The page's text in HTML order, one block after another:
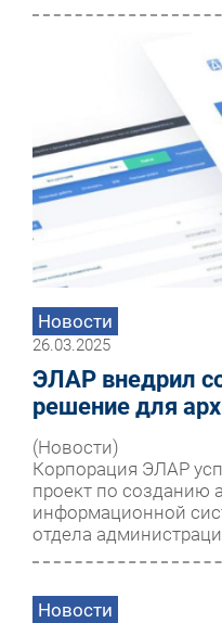
Новости
26.03.2025
ЭЛАР внедрил
решение для
(Новости)
Корпорация ЭЛАР
проект по созданию
информационной
отдела
Новости